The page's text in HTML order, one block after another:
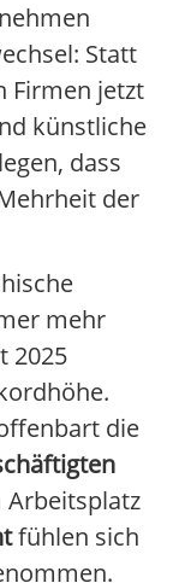
Statt
Firmen jetzt
künstliche
dass
der
mehr
2025
die
Arbeitsplatz
fühlen sich